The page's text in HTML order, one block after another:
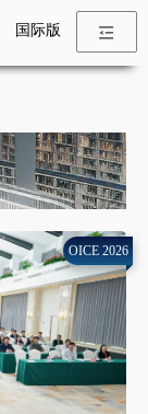
国际版
OICE 2026